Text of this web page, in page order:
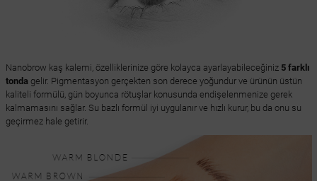
Nanobrow kaş kalemi, özelliklerinize göre kolayca ayarlayabileceğiniz 5 farklı
tonda gelir. Pigmentasyon gerçekten son derece yoğundur ve ürünün üstün
kaliteli formülü, gün boyunca rötuşlar konusunda endişelenmenize gerek
kalmamasını sağlar. Su bazlı formül iyi uygulanır ve hızlı kurur, bu da onu su
geçirmez hale getirir.